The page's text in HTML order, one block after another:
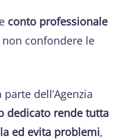
conto professionale
non confondere le
dell’Agenzia
dedicato rende tutta
ed evita problemi,